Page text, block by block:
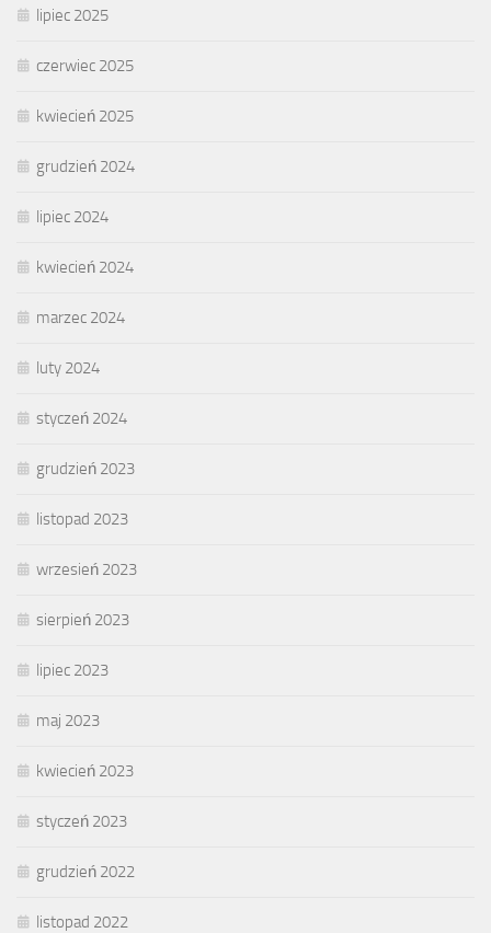
lipiec 2025
czerwiec 2025
kwiecień 2025
grudzień 2024
lipiec 2024
kwiecień 2024
marzec 2024
luty 2024
styczeń 2024
grudzień 2023
listopad 2023
wrzesień 2023
sierpień 2023
lipiec 2023
maj 2023
kwiecień 2023
styczeń 2023
grudzień 2022
listopad 2022